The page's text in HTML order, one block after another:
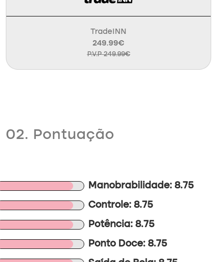
TradeINN
249.99€
P.V.P 249.99€
02. Pontuação
Manobrabilidade: 8.75
Controle: 8.75
Potência: 8.75
Ponto Doce: 8.75